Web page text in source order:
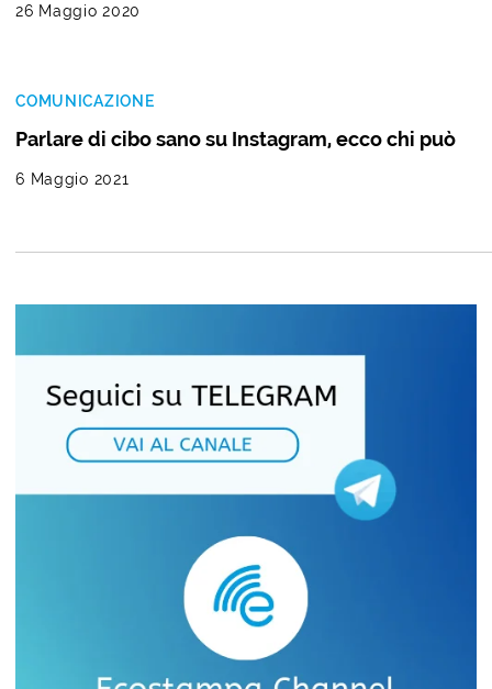
26 Maggio 2020
COMUNICAZIONE
Parlare di cibo sano su Instagram, ecco chi può
6 Maggio 2021